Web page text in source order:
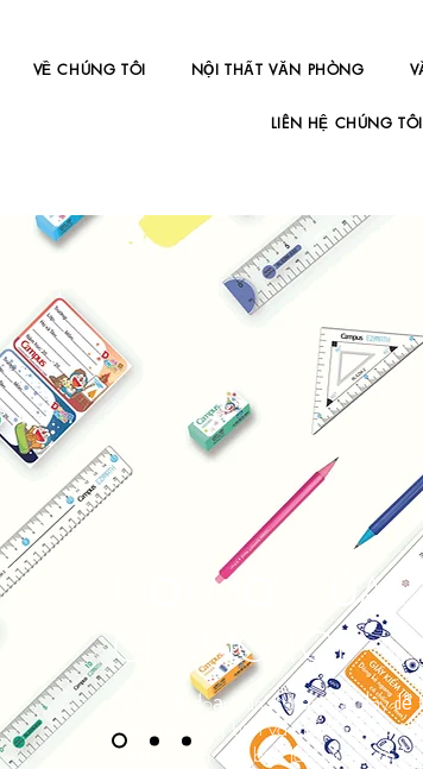
VỀ CHÚNG TÔI NỘI THẤT VĂN PHÒNG
LIÊN HỆ CHÚNG TÔI
NƠI MỚI CỦA
CHÚNG TÔI
Tôi là một đoạn văn. Nhấn vào đây để
bản của riêng bạn và chỉnh sửa tôi.
người dùng của bạn làm quen với